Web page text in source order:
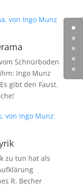
Schnürboden
Ingo Munz
gibt den Faust.
zu tun hat als
R. Becher